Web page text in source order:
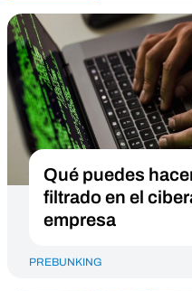
Qué puedes
filtrado en el
empresa
PREBUNKING